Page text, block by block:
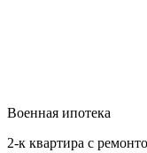
Военная ипотека
2-к квартира с